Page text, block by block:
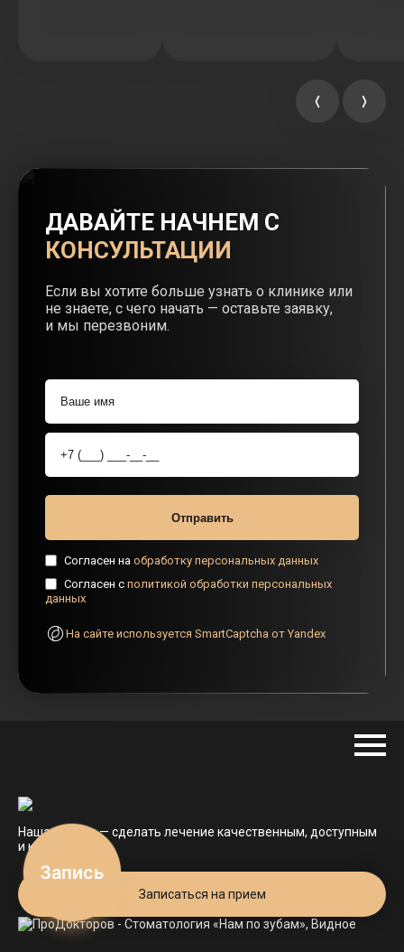
ДАВАЙТЕ НАЧНЕМ С
КОНСУЛЬТАЦИИ
Если вы хотите больше узнать о клинике или
не знаете, с чего начать — оставьте заявку,
и мы перезвоним.
Согласен на обработку персональных данных
Согласен с политикой обработки персональных
данных
На сайте используется SmartCaptcha от Yandex
Наша задача — сделать лечение качественным, доступным
и комфортным.
Записаться на прием
Запись